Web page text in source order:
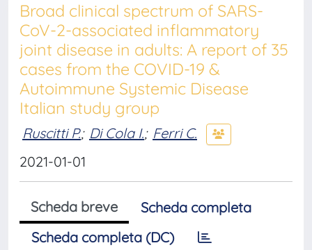
Broad clinical spectrum of SARS-
CoV-2-associated inflammatory
joint disease in adults: A report of 35
cases from the COVID-19 &
Autoimmune Systemic Disease
Italian study group
Ruscitti P.; Di Cola I.; Ferri C.
2021-01-01
Scheda breve
Scheda completa
Scheda completa (DC)